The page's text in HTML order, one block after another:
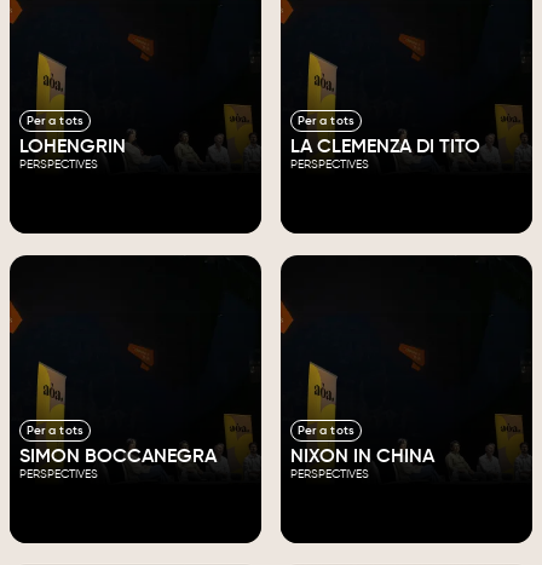
Per a tots
LOHENGRIN
PERSPECTIVES
Per a tots
LA CLEMENZA DI TITO
PERSPECTIVES
Per a tots
SIMON BOCCANEGRA
PERSPECTIVES
Per a tots
NIXON IN CHINA
PERSPECTIVES